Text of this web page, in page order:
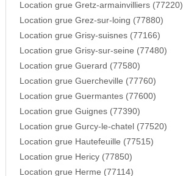
Location grue Gretz-armainvilliers (77220)
Location grue Grez-sur-loing (77880)
Location grue Grisy-suisnes (77166)
Location grue Grisy-sur-seine (77480)
Location grue Guerard (77580)
Location grue Guercheville (77760)
Location grue Guermantes (77600)
Location grue Guignes (77390)
Location grue Gurcy-le-chatel (77520)
Location grue Hautefeuille (77515)
Location grue Hericy (77850)
Location grue Herme (77114)